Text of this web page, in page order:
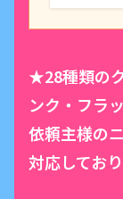
★28種類の
ンク・フラ
依頼主様の
対応しており